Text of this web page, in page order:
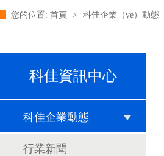
科佳快幹膠動態
您的位置: 首頁 > 科佳企業（yè）動態
科佳資訊中心
科佳企業動態
行業新聞